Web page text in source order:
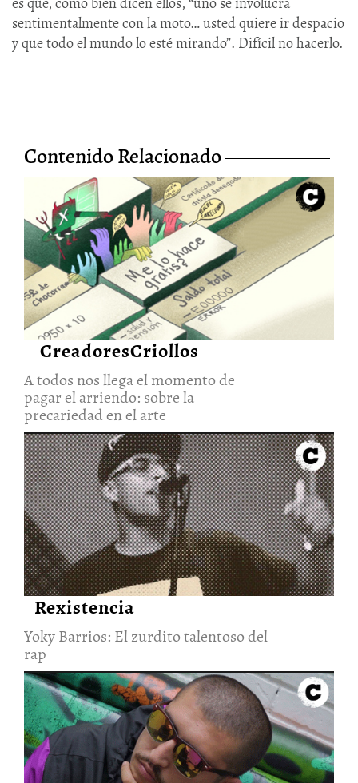
sentimentalmente con la moto… usted quiere ir despacio
y que todo el mundo lo esté mirando”. Difícil no hacerlo.
Contenido Relacionado
A todos nos llega el momento
de pagar el arriendo: sobre la
precariedad en el arte
1/Mar/2023
CreadoresCriollos
A todos nos llega el momento de
pagar el arriendo: sobre la
precariedad en el arte
Yoky Barrios: El zurdito
talentoso del rap
10/Dic/2021
Rexistencia
Yoky Barrios: El zurdito talentoso del
rap
El Kalvo: un grito de libertad
26/Nov/2021